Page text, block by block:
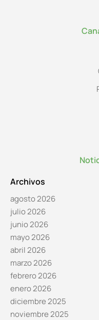
Archivos
agosto 2026
julio 2026
junio 2026
mayo 2026
abril 2026
marzo 2026
febrero 2026
enero 2026
diciembre 2025
noviembre 2025